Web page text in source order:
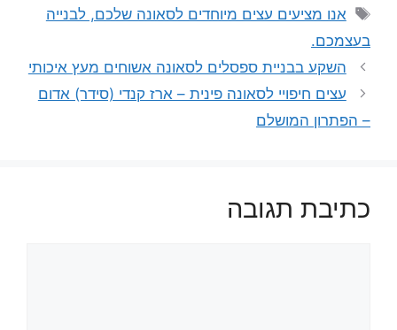
תגיות
אנו מציעים עצים מיוחדים לסאונה שלכם, לבנייה
בעצמכם.
השקע בבניית ספסלים לסאונה אשוחים מעץ איכותי
עצים חיפויי לסאונה פינית – ארז קנדי (סידר) אדום
– הפתרון המושלם
כתיבת תגובה